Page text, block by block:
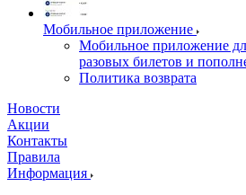
Мобильное приложение
Мобильное приложение
разовых билетов и
Политика возврата
Новости
Акции
Контакты
Правила
Информация